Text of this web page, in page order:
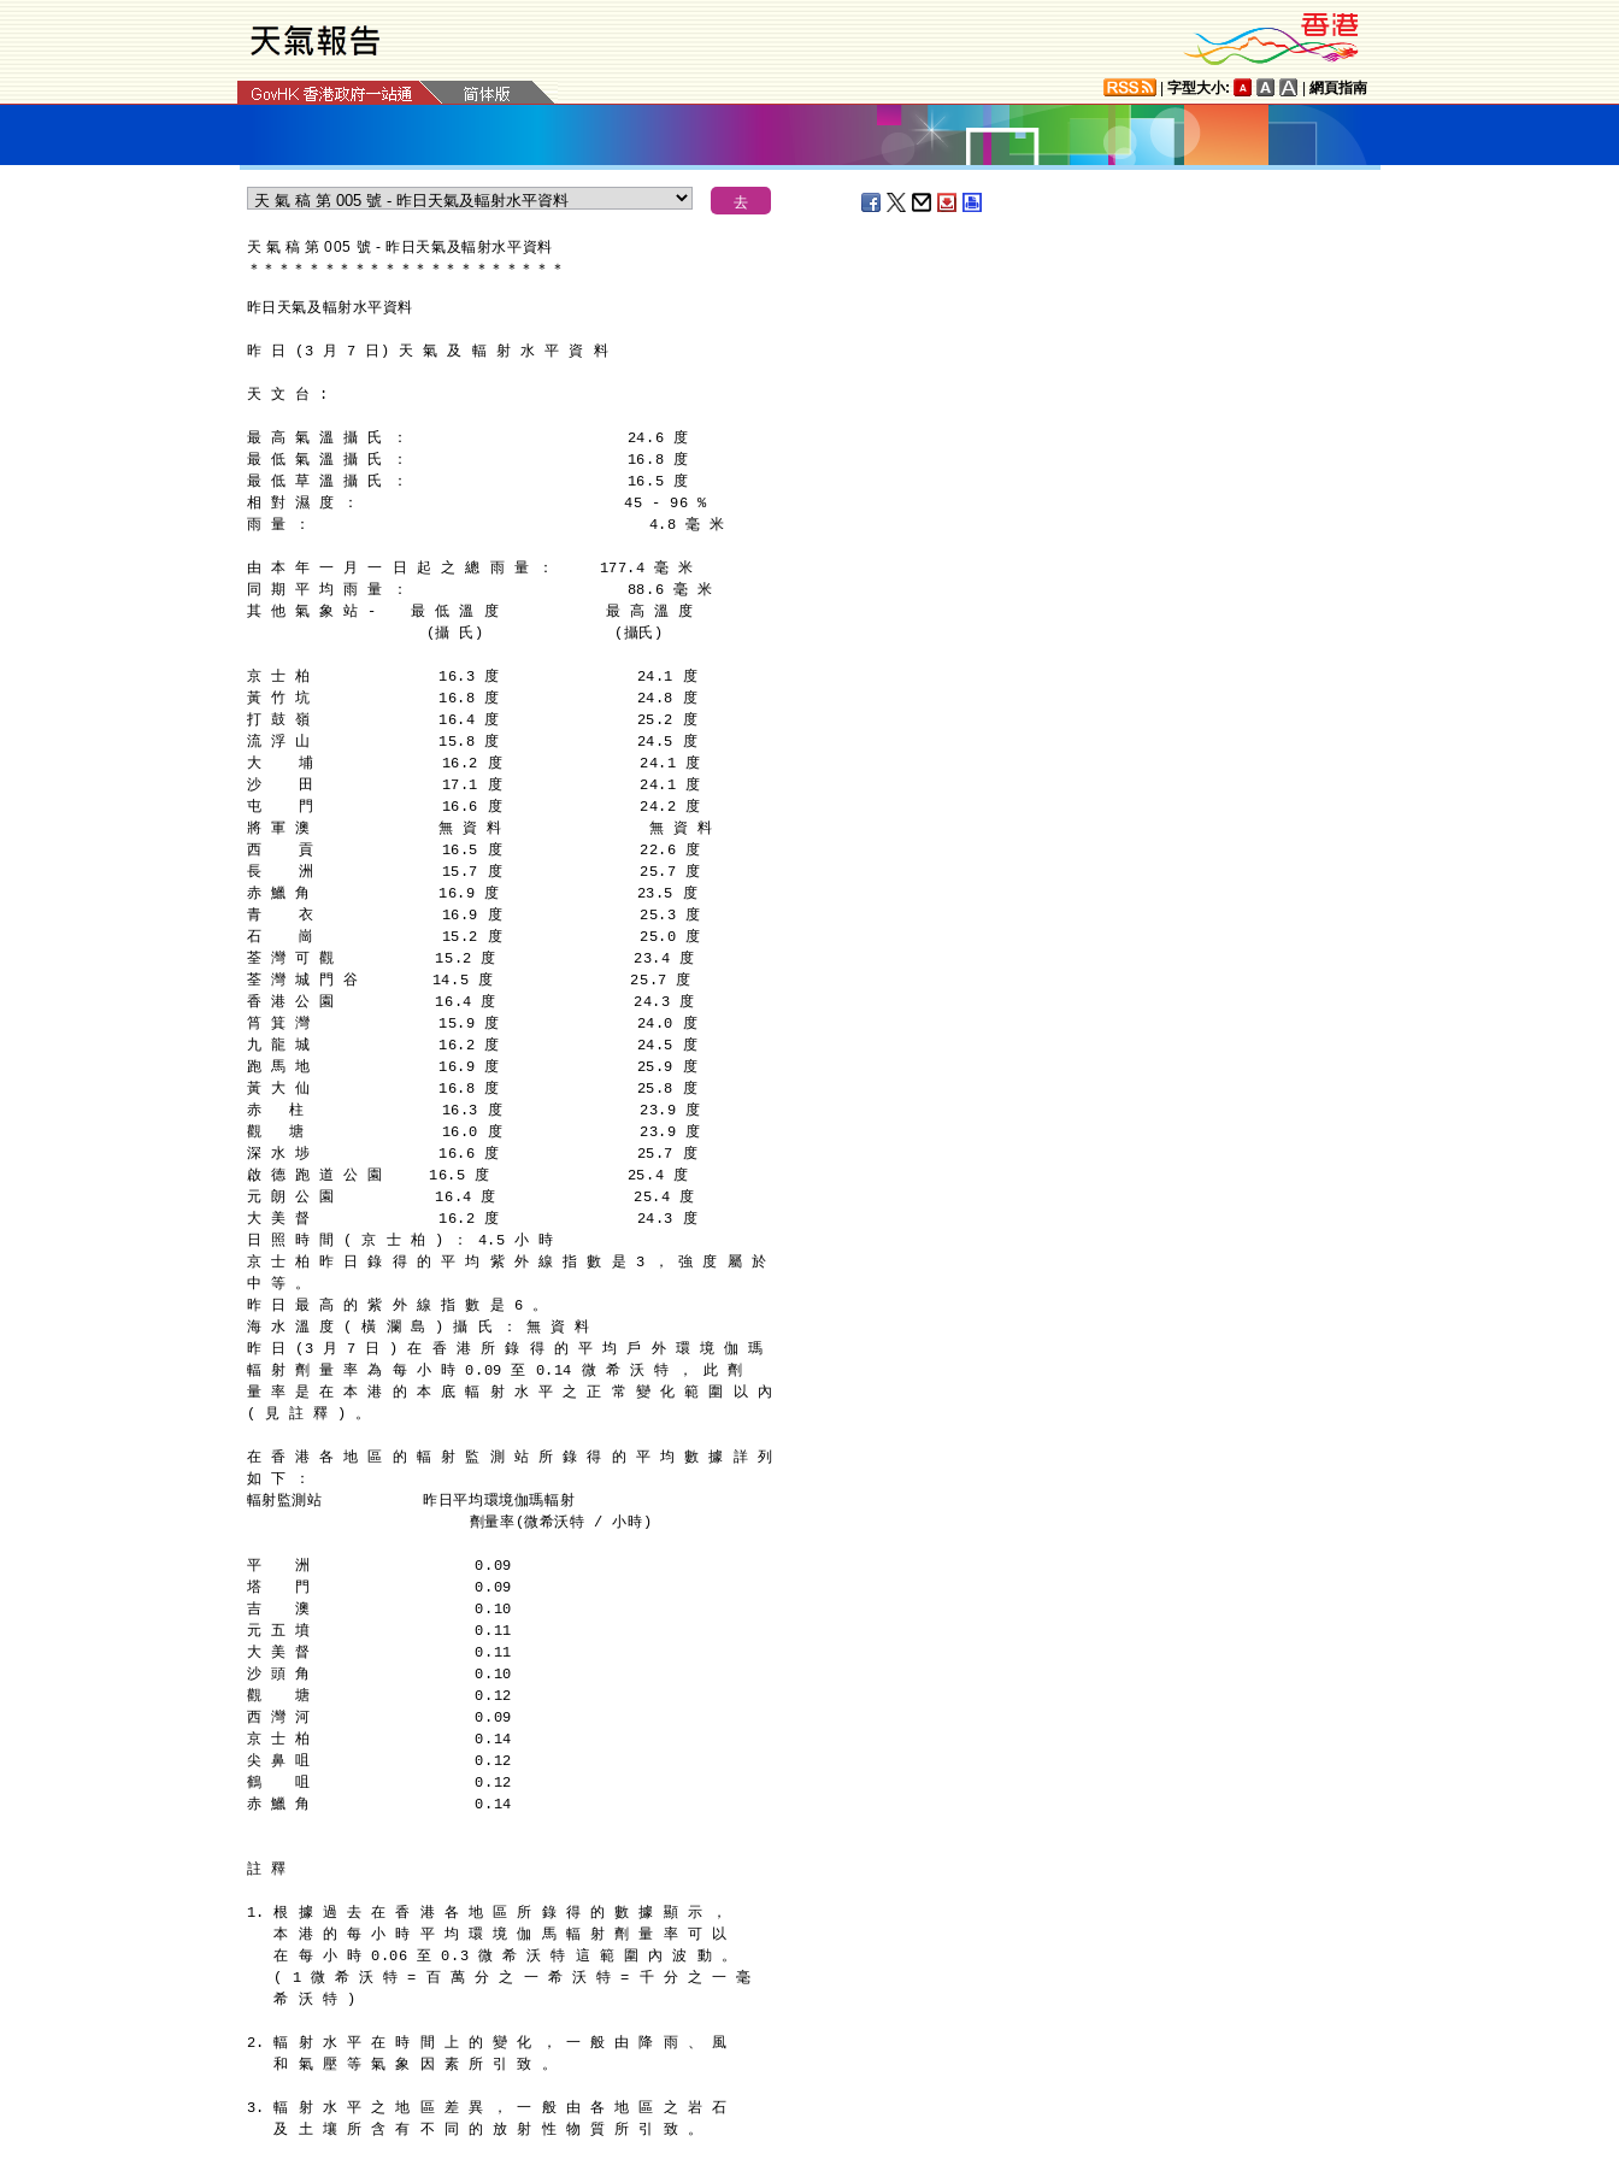
字型大小: 網頁指南
天 氣 稿 第 005 號 - 昨日天氣及輻射水平資料
＊ ＊ ＊ ＊ ＊ ＊ ＊ ＊ ＊ ＊ ＊ ＊ ＊ ＊ ＊ ＊ ＊ ＊ ＊ ＊ ＊
昨日天氣及輻射水平資料
昨 日 (3 月 7 日) 天 氣 及 輻 射 水 平 資 料
天 文 台 :
最 高 氣 溫 攝 氏 ：                        24.6 度
最 低 氣 溫 攝 氏 ：                        16.8 度
最 低 草 溫 攝 氏 ：                        16.5 度
相 對 濕 度 ：                             45 - 96 %
雨 量 ：                                     4.8 毫 米
由 本 年 一 月 一 日 起 之 總 雨 量 ：     177.4 毫 米
同 期 平 均 雨 量 ：                        88.6 毫 米
其 他 氣 象 站 - 　 最 低 溫 度 　         最 高 溫 度
(攝 氏)　　 　   　 　 (攝氏)
京 士 柏              16.3 度               24.1 度
黃 竹 坑              16.8 度               24.8 度
打 鼓 嶺              16.4 度               25.2 度
流 浮 山              15.8 度               24.5 度
大    埔              16.2 度               24.1 度
沙    田              17.1 度               24.1 度
屯    門              16.6 度               24.2 度
將 軍 澳              無 資 料                無 資 料
西    貢              16.5 度               22.6 度
長    洲              15.7 度               25.7 度
赤 鱲 角              16.9 度               23.5 度
青    衣              16.9 度               25.3 度
石    崗              15.2 度               25.0 度
荃 灣 可 觀           15.2 度               23.4 度
荃 灣 城 門 谷        14.5 度               25.7 度
香 港 公 園           16.4 度               24.3 度
筲 箕 灣              15.9 度               24.0 度
九 龍 城              16.2 度               24.5 度
跑 馬 地              16.9 度               25.9 度
黃 大 仙              16.8 度               25.8 度
赤   柱               16.3 度               23.9 度
觀   塘               16.0 度               23.9 度
深 水 埗              16.6 度               25.7 度
啟 德 跑 道 公 園     16.5 度               25.4 度
元 朗 公 園           16.4 度               25.4 度
大 美 督              16.2 度               24.3 度
日 照 時 間 ( 京 士 柏 ) ： 4.5 小 時
京 士 柏 昨 日 錄 得 的 平 均 紫 外 線 指 數 是 3 ， 強 度 屬 於
中 等 。
昨 日 最 高 的 紫 外 線 指 數 是 6 。
海 水 溫 度 ( 橫 瀾 島 ) 攝 氏 ： 無 資 料
昨 日 (3 月 7 日 ) 在 香 港 所 錄 得 的 平 均 戶 外 環 境 伽 瑪
輻 射 劑 量 率 為 每 小 時 0.09 至 0.14 微 希 沃 特 ， 此 劑
量 率 是 在 本 港 的 本 底 輻 射 水 平 之 正 常 變 化 範 圍 以 內
( 見 註 釋 ) 。
在 香 港 各 地 區 的 輻 射 監 測 站 所 錄 得 的 平 均 數 據 詳 列
如 下 ：
輻射監測站           昨日平均環境伽瑪輻射
	                 劑量率(微希沃特 / 小時)
平  　洲                  0.09
塔  　門                  0.09
吉　  澳                  0.10
元 五 墳                  0.11
大 美 督                  0.11
沙 頭 角                  0.10
觀  　塘                  0.12
西 灣 河                  0.09
京 士 柏                  0.14
尖 鼻 咀                  0.12
鶴  　咀                  0.12
赤 鱲 角                  0.14
註 釋
1. 根 據 過 去 在 香 港 各 地 區 所 錄 得 的 數 據 顯 示 ，
本 港 的 每 小 時 平 均 環 境 伽 馬 輻 射 劑 量 率 可 以
在 每 小 時 0.06 至 0.3 微 希 沃 特 這 範 圍 內 波 動 。
( 1 微 希 沃 特 = 百 萬 分 之 一 希 沃 特 = 千 分 之 一 毫
希 沃 特 )
2. 輻 射 水 平 在 時 間 上 的 變 化 ， 一 般 由 降 雨 、 風
和 氣 壓 等 氣 象 因 素 所 引 致 。
3. 輻 射 水 平 之 地 區 差 異 ， 一 般 由 各 地 區 之 岩 石
及 土 壤 所 含 有 不 同 的 放 射 性 物 質 所 引 致 。